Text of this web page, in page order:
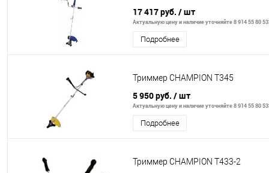
17 417 руб. / шт
Актуальную цену и наличие уточняйте 8 914 55 80
Подробнее
Триммер CHAMPION T345
5 950 руб. / шт
Актуальную цену и наличие уточняйте 8 914 55 80
Подробнее
Триммер CHAMPION T433-2